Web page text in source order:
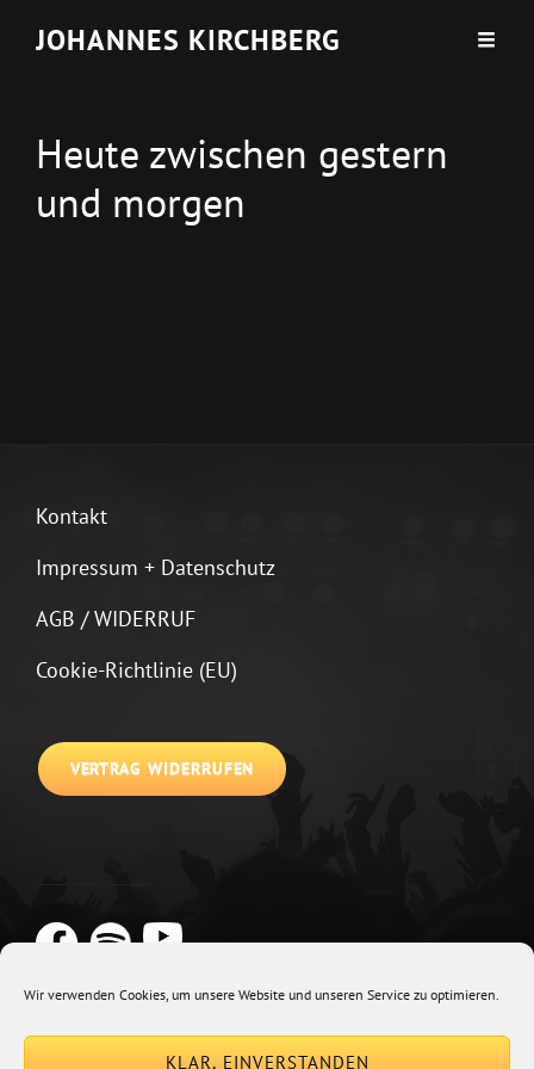
Wir verwenden Cookies, um unsere Website und unseren Service zu optimieren.
KLAR, EINVERSTANDEN
JOHANNES KIRCHBERG
Heute zwischen gestern
und morgen
Kontakt
Impressum + Datenschutz
AGB / WIDERRUF
Cookie-Richtlinie (EU)
VERTRAG WIDERRUFEN